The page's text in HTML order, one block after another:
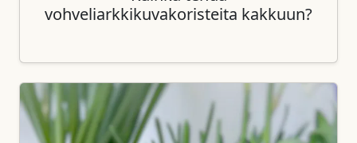
vohveliarkkikuvakoristeita kakkuun?